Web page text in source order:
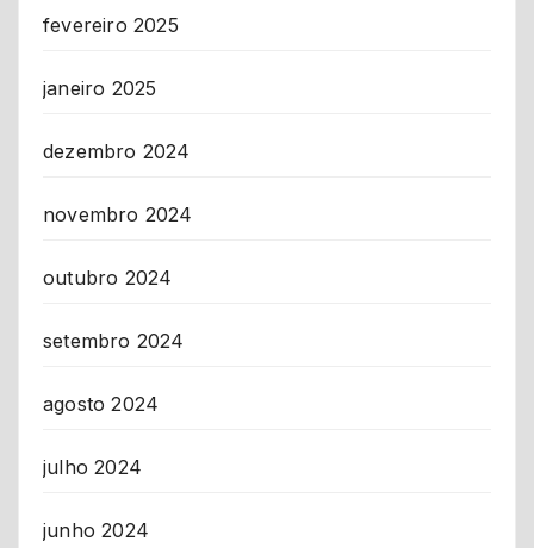
fevereiro 2025
janeiro 2025
dezembro 2024
novembro 2024
outubro 2024
setembro 2024
agosto 2024
julho 2024
junho 2024